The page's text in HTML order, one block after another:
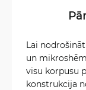
Lai
un
visu korpusu
konstrukcija